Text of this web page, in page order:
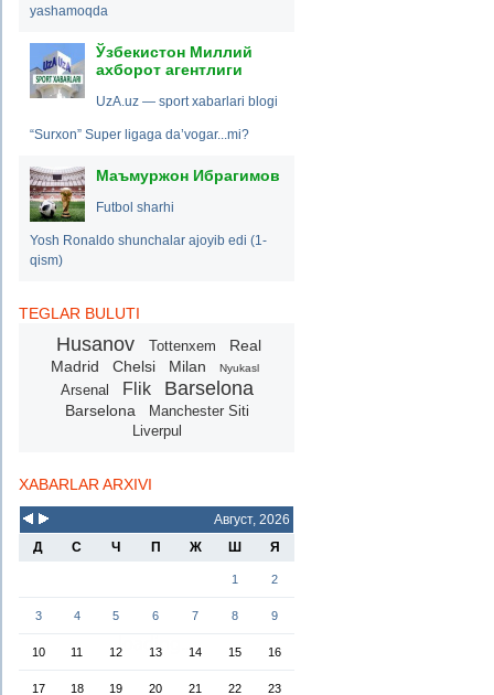
yashamoqda
Ўзбекистон Миллий
ахборот агентлиги
UzA.uz — sport xabarlari blogi
“Surxon” Super ligaga da’vogar...mi?
Маъмуржон Ибрагимов
Futbol sharhi
Yosh Ronaldo shunchalar ajoyib edi (1-
qism)
TEGLAR BULUTI
Husanov Tottenxem
Real
Madrid
Chelsi Milan Nyukasl
Arsenal Flik Barselona
Barselona
Manchester Siti
Liverpul
XABARLAR ARXIVI
Август, 2026
Д
С Ч П Ж Ш Я
1 2
3 4 5 6 7 8 9
10 11 12 13 14 15 16
17 18 19 20 21 22 23